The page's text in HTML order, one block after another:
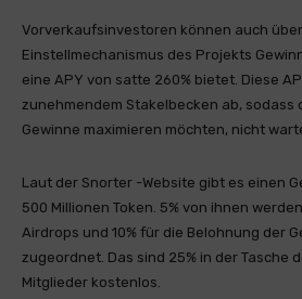
Vorverkaufsinvestoren können auch
Einstellmechanismus des Projekts
eine APY von satte 260% bietet. Diese
zunehmendem Stakelbecken ab, sodass
Gewinne maximieren möchten, nicht
Laut der Snorter -Website gibt es einen
500 Millionen Token. 5% von ihnen
Airdrops und 10% für die Belohnung der
zugeordnet. Das sind 25% in der Tasche
Mitglieder kostenlos.